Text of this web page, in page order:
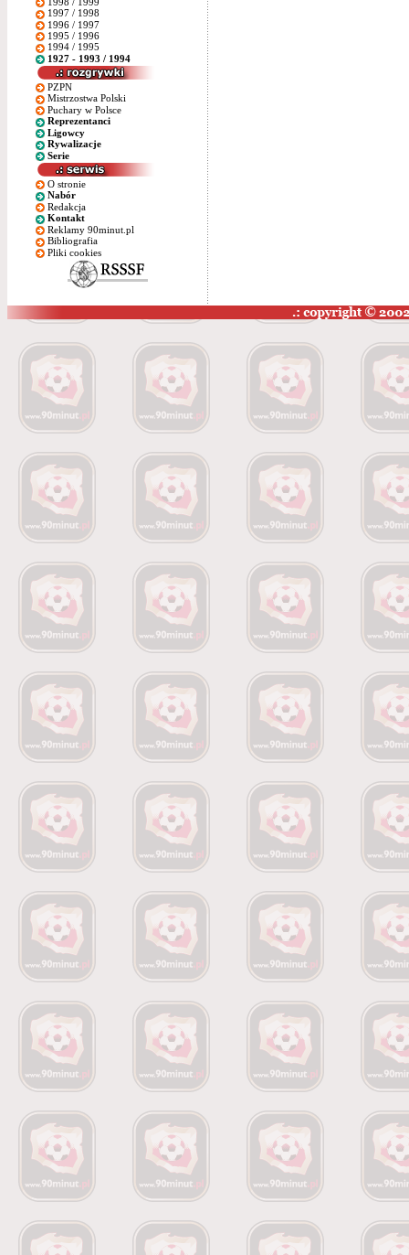
1997 / 1998
1996 / 1997
1995 / 1996
1994 / 1995
1927 - 1993 / 1994
PZPN
Mistrzostwa Polski
Puchary w Polsce
Reprezentanci
Ligowcy
Rywalizacje
Serie
O stronie
Nabór
Redakcja
Kontakt
Reklamy 90minut.pl
Bibliografia
Pliki cookies